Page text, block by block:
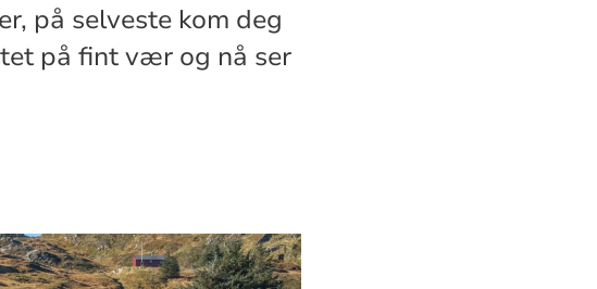
på selveste kom deg
på fint vær og nå ser